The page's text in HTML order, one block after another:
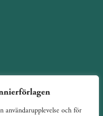
och för